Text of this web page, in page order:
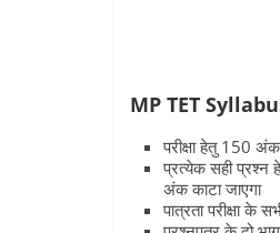
MP TET
परीक्षा हेतु 150
प्रत्‍येक सही प्रश्‍न
अंक काटा जाएगा
पात्रता परीक्षा के